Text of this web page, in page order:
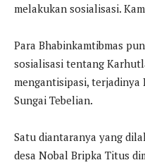
melakukan sosialisasi.
Para Bhabinkamtibmas
sosialisasi tentang
mengantisipasi,
Sungai Tebelian.
Satu diantaranya yang
desa Nobal Bripka Titus